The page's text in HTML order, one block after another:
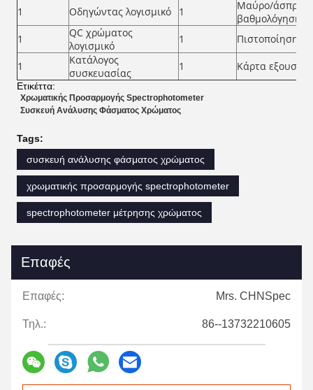
1
Οδηγώντας λογισμικό 1
Μαύρο/άσπρο
βαθμολόγησης
1
QC χρώματος
λογισμικό
1 Πιστοποίηση
1
Κατάλογος
συσκευασίας
1 Κάρτα
Ετικέττα:
Χρωματικής Προσαρμογής Spectrophotometer
Συσκευή Ανάλυσης Φάσματος Χρώματος
Tags:
συσκευή ανάλυσης φάσματος χρώματος
χρωματικής προσαρμογής spectrophotometer
spectrophotometer μέτρησης χρώματος
Επαφές
Επαφές: Mrs. CHNSpec
Τηλ.: 86--13732210605